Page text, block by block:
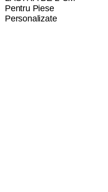
Pentru Piese
Personalizate